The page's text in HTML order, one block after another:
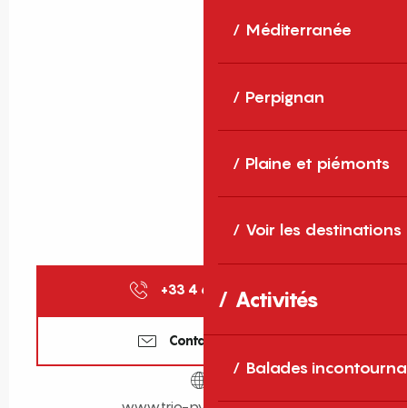
Méditerranée
Perpignan
Plaine et piémonts
Voir les destinations
Activités
Balades
+33 4 68 04 25 ▒▒
Contactez-nous